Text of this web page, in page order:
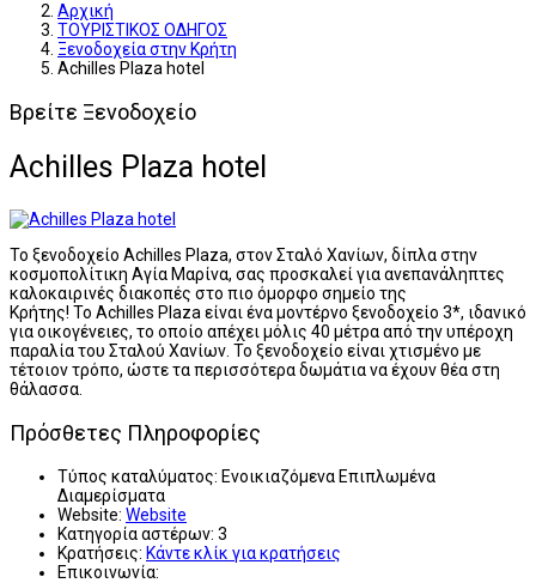
Αρχική
ΤΟΥΡΙΣΤΙΚΟΣ ΟΔΗΓΟΣ
Ξενοδοχεία στην Κρήτη
Achilles Plaza hotel
Βρείτε Ξενοδοχείο
Achilles Plaza hotel
Το ξενοδοχείο Achilles Plaza, στον Σταλό Χανίων, δίπλα στην
κοσμοπολίτικη Αγία Μαρίνα, σας προσκαλεί για ανεπανάληπτες
καλοκαιρινές διακοπές στο πιο όμορφο σημείο της
Κρήτης! Το Achilles Plaza είναι ένα μοντέρνο ξενοδοχείο 3*, ιδανικό
για οικογένειες, το οποίο απέχει μόλις 40 μέτρα από την υπέροχη
παραλία του Σταλού Χανίων. Το ξενοδοχείο είναι χτισμένο με
τέτοιον τρόπο, ώστε τα περισσότερα δωμάτια να έχουν θέα στη
θάλασσα.
Πρόσθετες Πληροφορίες
Τύπος καταλύματος: Ενοικιαζόμενα Επιπλωμένα
Διαμερίσματα
Website: Website
Κατηγορία αστέρων: 3
Κρατήσεις: Κάντε κλίκ για κρατήσεις
Επικοινωνία: